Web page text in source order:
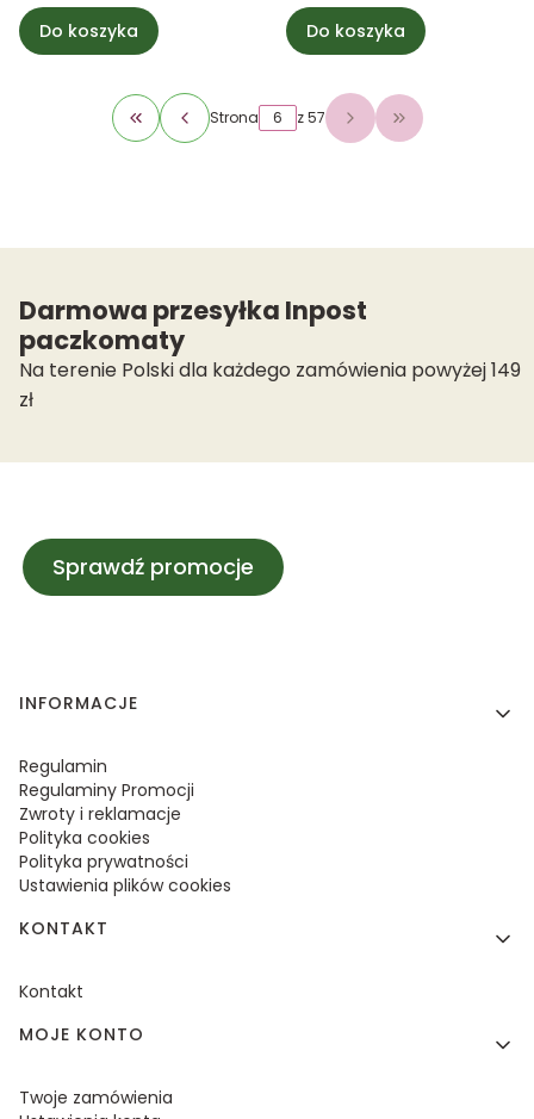
Do koszyka Do koszyka
Wróć do pierwszej strony z produktami
Strona z 57 Przejdź do
Darmowa przesyłka Inpost
paczkomaty
Na terenie Polski dla każdego zamówienia powyżej 149
zł
Sprawdź promocje
Linki w stopce
INFORMACJE
Regulamin
Regulaminy Promocji
Zwroty i reklamacje
Polityka cookies
Polityka prywatności
Ustawienia plików cookies
KONTAKT
Kontakt
MOJE KONTO
Twoje zamówienia